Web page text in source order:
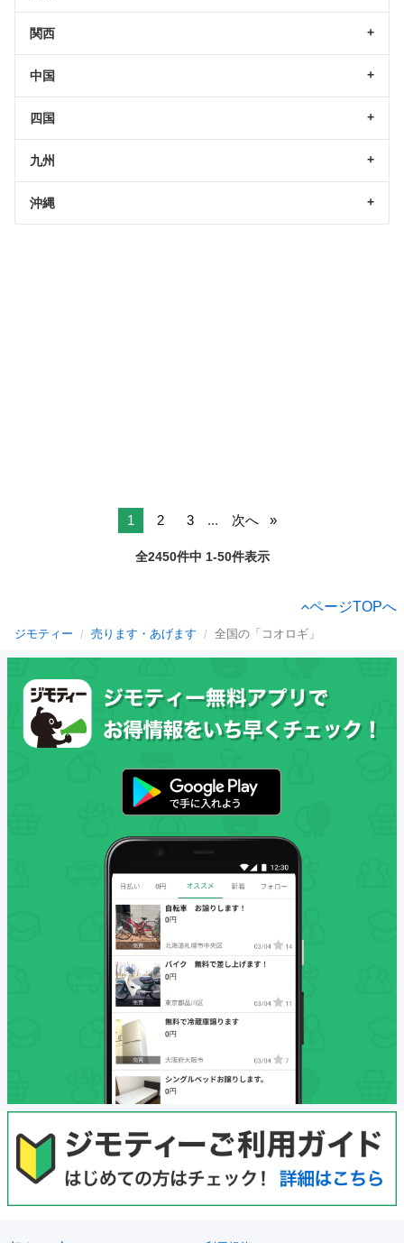
関西
中国
四国
九州
沖縄
1 2 3 ... 次へ
全2450件中 1-50件表示
ページTOPへ
ジモティー 売ります・あげます 全国の「コオロギ」